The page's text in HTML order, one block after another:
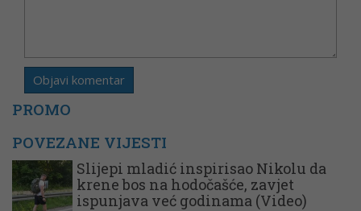
PROMO
POVEZANE VIJESTI
Slijepi mladić inspirisao Nikolu da
krene bos na hodočašće, zavjet
ispunjava već godinama (Video)